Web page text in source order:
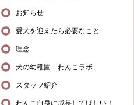
お知らせ
愛犬を迎えたら必要なこと
理念
犬の幼稚園 わんこラボ
スタッフ紹介
わんこ自身に成長してほしい！